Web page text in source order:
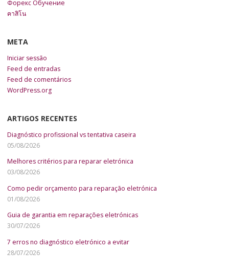
Форекс Обучение
คาสิโน
META
Iniciar sessão
Feed de entradas
Feed de comentários
WordPress.org
ARTIGOS RECENTES
Diagnóstico profissional vs tentativa caseira
05/08/2026
Melhores critérios para reparar eletrónica
03/08/2026
Como pedir orçamento para reparação eletrónica
01/08/2026
Guia de garantia em reparações eletrónicas
30/07/2026
7 erros no diagnóstico eletrónico a evitar
28/07/2026